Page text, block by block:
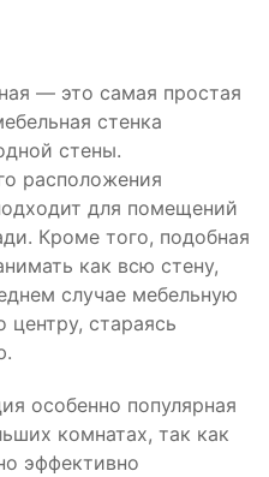
— это самая простая
стенка
стены.
расположения
для помещений
Кроме того, подобная
как всю стену,
случае мебельную
центру, стараясь
особенно популярная
комнатах, так как
эффективно